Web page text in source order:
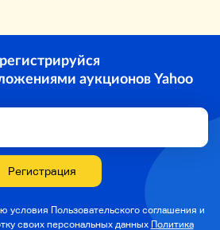
аукционов Yahoo
Регистрация
условия Пользовательского соглашения и
своих персональных данных Политика